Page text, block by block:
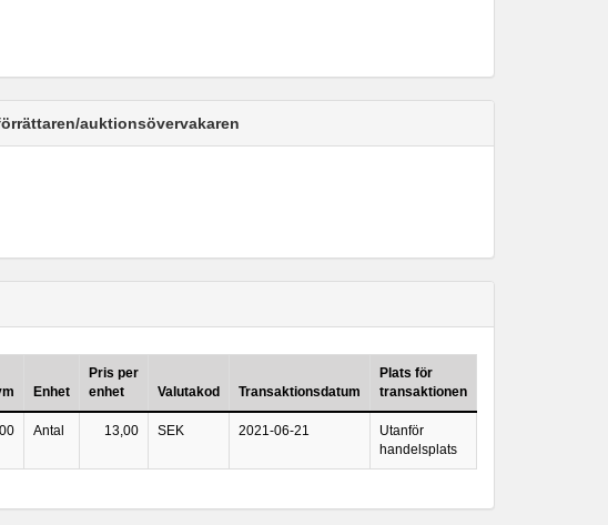
auktionsövervakaren
Enhet
Pris per
enhet
Valutakod Transaktionsdatum
Plats för
transaktionen
Antal 13,00 SEK 2021-06-21
Utanför
handelsplats